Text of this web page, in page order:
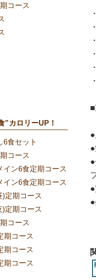
コース
”カロリーUP！
6食セット
コース
イン6食定期コース
イン6食定期コース
定期コース
定期コース
コース
期コース
期コース
期コース